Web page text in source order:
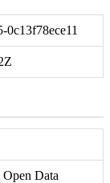
0c13f78ece11
Data